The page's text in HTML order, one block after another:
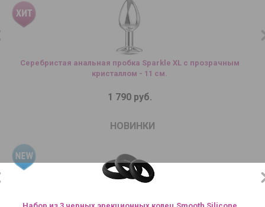
Серебристая анальная пробка Sparkle XL с прозрачным
кристаллом - 11 см.
1 790 руб.
НОВИНКИ